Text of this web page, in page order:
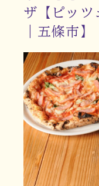
ザ【ピッ
｜五條市】